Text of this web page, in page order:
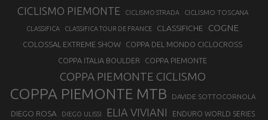
CICLISMO PIEMONTE CICLISMO STRADA CICLISMO TOSCANA
CLASSIFICA CLASSIFICA TOUR DE FRANCE CLASSIFICHE COGNE
COLOSSAL EXTREME SHOW
COPPA DEL MONDO CICLOCROSS
COPPA ITALIA BOULDER
COPPA PIEMONTE
COPPA PIEMONTE CICLISMO
COPPA PIEMONTE MTB DAVIDE SOTTOCORNOLA
DIEGO ROSA DIEGO ULISSI ELIA VIVIANI ENDURO WORLD SERIES